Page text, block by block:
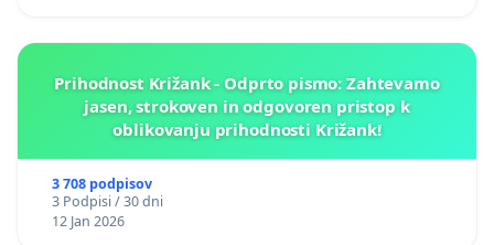
Prihodnost Križank - Odprto pismo: Zahtevamo
jasen, strokoven in odgovoren pristop k
oblikovanju prihodnosti Križank!
3 708 podpisov
3 Podpisi / 30 dni
12 Jan 2026